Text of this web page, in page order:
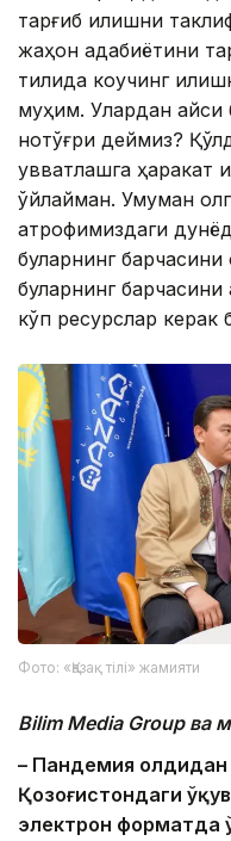
тарғиб қилишни
жаҳон адабиётини
тилида коучинг
муҳим. Улардан
нотўғри деймиз?
қувватлашга ҳаракат
ўйлайман. Умуман
атрофимиздаги
буларнинг барчасини
буларнинг
кўп ресурслар керак
Фото: «Қазақ тілі» жамияти
Bilim Media Group ва
– Пандемия олдидан
Қозоғистондаги
электрон форматда